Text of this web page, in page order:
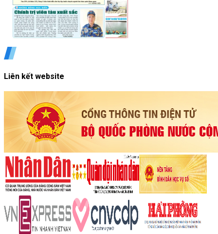
Liên kết website